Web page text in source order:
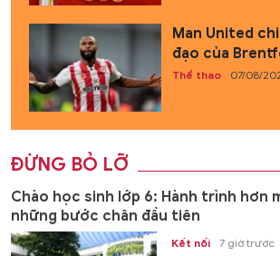
Man United
đạo của
Thể thao 07/08/
ĐỪNG BỎ LỠ
Chào học sinh lớp 6: Hành trình hơn
những bước chân đầu tiên
Kết nối 7 giờ trước